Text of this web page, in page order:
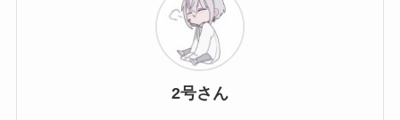
2号さん